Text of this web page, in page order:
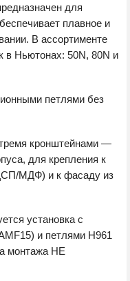
для
плавное и
В ассортименте
в Ньютонах: 50N, 80N и
петлями без
кронштейнами —
для крепления к
МДФ) и к фасаду из
установка с
и петлями Н961
монтажа НЕ